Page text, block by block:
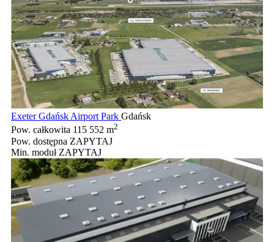
Exeter Gdańsk Airport Park Gdańsk
Pow. całkowita 115 552 m2
Pow. dostępna ZAPYTAJ
Min. moduł ZAPYTAJ